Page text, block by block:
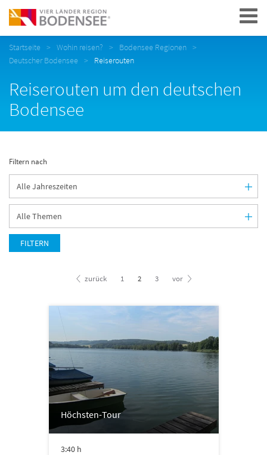
Navigation
Startseite Wohin reisen?
Bodensee Regionen
Deutscher Bodensee
Reiserouten
Reiserouten um den deutschen
Bodensee
Filtern nach
FILTERN
zurück 1 2 3 vor
Höchsten-Tour
3:40 h